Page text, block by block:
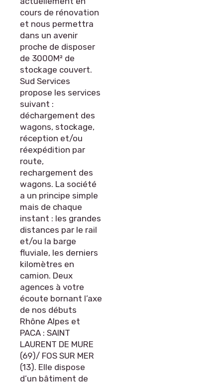
cours de rénovation
et nous permettra
dans un avenir
proche de disposer
de 3000M² de
stockage couvert.
Sud Services
propose les services
suivant :
déchargement des
wagons, stockage,
réception et/ou
réexpédition par
route,
rechargement des
wagons. La société
a un principe simple
mais de chaque
instant : les grandes
distances par le rail
et/ou la barge
fluviale, les derniers
kilomètres en
camion. Deux
agences à votre
écoute bornant l’axe
de nos débuts
Rhône Alpes et
PACA : SAINT
LAURENT DE MURE
(69)/ FOS SUR MER
(13). Elle dispose
d’un bâtiment de